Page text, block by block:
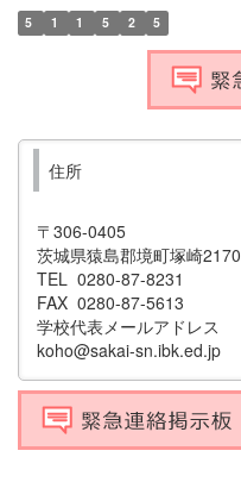
5 1 1 5 2 5
住所
〒306-0405
茨城県猿島郡境町塚崎2170
TEL 0280-87-8231
FAX 0280-87-5613
学校代表メールアドレス
koho@sakai-sn.ibk.ed.jp